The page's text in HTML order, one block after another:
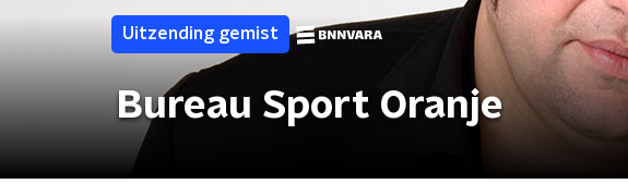
Uitzending gemist
Bureau Sport Oranje